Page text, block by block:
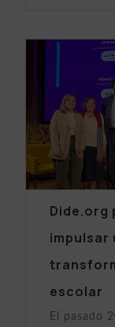
Dide.org
impulsar
escolar
El pasado